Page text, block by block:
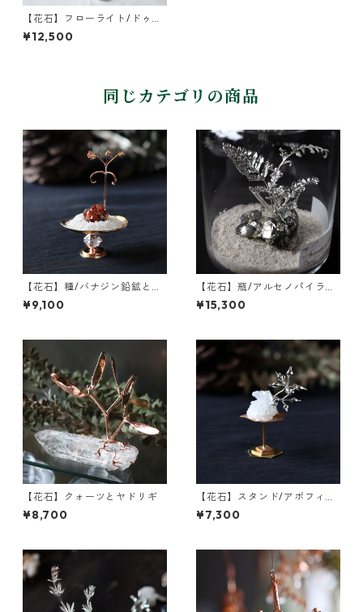
【花石】フローライト/ドゥル
ージークォーツとナガミヒナ
ゲシ
¥12,500
同じカテゴリの商品
【花石】種/バナジン鉛鉱とフ
ウセンカズラ
¥9,100
【花石】瓶/アルセノパイライ
トとクォーツ
¥15,300
【花石】クォーツとヤドリギ
¥8,700
【花石】スタンド/アポフィラ
イトとユーカリ
¥7,300